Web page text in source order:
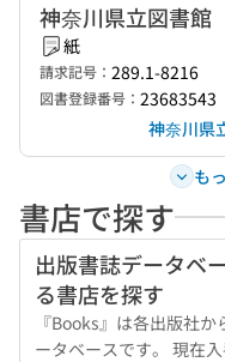
神奈川県立図書館
紙
請求記号： 289.1-8216
図書登録番号： 23683543
神奈川県
も
書店で探す
出版書誌データベ
る書店を探す
『Books』は各出版社
ータベースです。 現在